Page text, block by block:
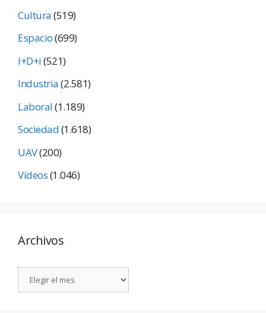
Cultura(519)
Espacio(699)
I+D+i(521)
Industria(2.581)
Laboral(1.189)
Sociedad(1.618)
UAV(200)
Vídeos(1.046)
Archivos